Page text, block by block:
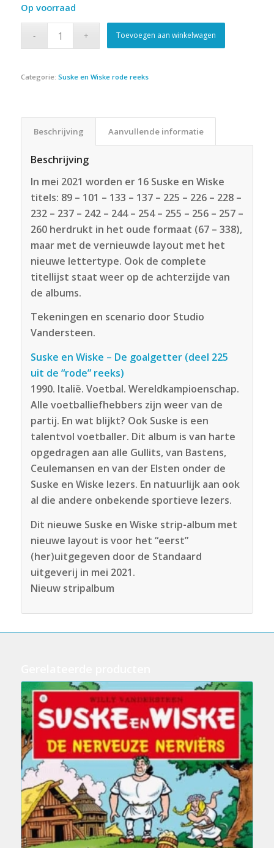
Op voorraad
Toevoegen aan winkelwagen
Categorie: Suske en Wiske rode reeks
Beschrijving Aanvullende informatie
Beschrijving
In mei 2021 worden er 16 Suske en Wiske
titels: 89 – 101 – 133 – 137 – 225 – 226 – 228 –
232 – 237 – 242 – 244 – 254 – 255 – 256 – 257 –
260 herdrukt in het oude formaat (67 – 338),
maar met de vernieuwde layout met het
nieuwe lettertype. Ook de complete
titellijst staat weer op de achterzijde van
de albums.
Tekeningen en scenario door Studio
Vandersteen.
Suske en Wiske – De goalgetter (deel 225
uit de “rode” reeks)
1990. Italië. Voetbal. Wereldkampioenschap.
Alle voetballiefhebbers zijn weer van de
partij. En wat blijkt? Ook Suske is een
talentvol voetballer. Dit album is van harte
opgedragen aan alle Gullits, van Bastens,
Ceulemansen en van der Elsten onder de
Suske en Wiske lezers. En natuurlijk aan ook
al die andere onbekende sportieve lezers.
Dit nieuwe Suske en Wiske strip-album met
nieuwe layout is voor het “eerst”
(her)uitgegeven door de Standaard
uitgeverij in mei 2021.
Nieuw stripalbum